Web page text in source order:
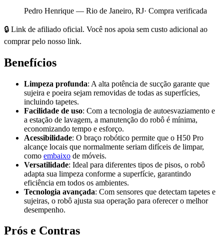
Pedro Henrique — Rio de Janeiro, RJ· Compra verificada
🔒 Link de afiliado oficial. Você nos apoia sem custo adicional ao
comprar pelo nosso link.
Benefícios
Limpeza profunda: A alta potência de sucção garante que
sujeira e poeira sejam removidas de todas as superfícies,
incluindo tapetes.
Facilidade de uso: Com a tecnologia de autoesvaziamento e
a estação de lavagem, a manutenção do robô é mínima,
economizando tempo e esforço.
Acessibilidade: O braço robótico permite que o H50 Pro
alcançe locais que normalmente seriam difíceis de limpar,
como embaixo de móveis.
Versatilidade: Ideal para diferentes tipos de pisos, o robô
adapta sua limpeza conforme a superfície, garantindo
eficiência em todos os ambientes.
Tecnologia avançada: Com sensores que detectam tapetes e
sujeiras, o robô ajusta sua operação para oferecer o melhor
desempenho.
Prós e Contras